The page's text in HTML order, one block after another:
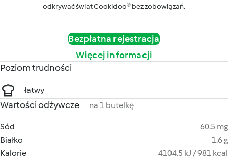
odkrywać świat Cookidoo® bez zobowiązań.
Bezpłatna rejestracja
Więcej informacji
Poziom trudności
łatwy
Wartości odżywcze na 1 butelkę
Sód
60.5 mg
Białko
1.6 g
Kalorie
4104.5 kJ / 981 kcal